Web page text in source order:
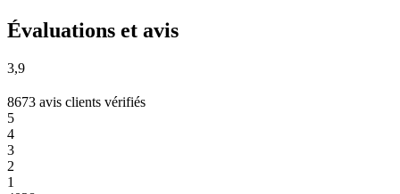
Évaluations et avis
3,9
8673 avis clients vérifiés
5
4
3
2
1